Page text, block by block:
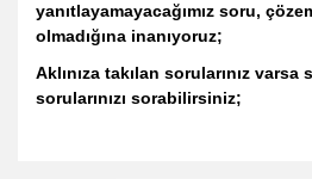
yanıtlayamayacağımız soru,
olmadığına inanıyoruz;
Aklınıza takılan sorularınız
sorularınızı sorabilirsiniz;